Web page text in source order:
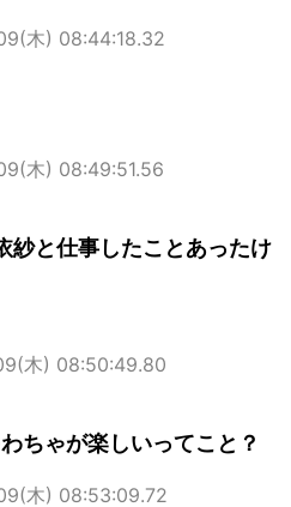
木) 08:44:18.32
木) 08:49:51.56
紗と仕事したことあったけ
木) 08:50:49.80
ちゃが楽しいってこと？
木) 08:53:09.72